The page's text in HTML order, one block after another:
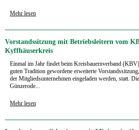
Mehr lesen
Vorstandssitzung mit Betriebsleitern vom
Kyffhäuserkreis
Einmal im Jahr findet beim Kreisbauernverband
guten Tradition gewordene erweiterte
der Mitgliedsunternehmen eingeladen werden, statt.
Günzerode...
Mehr lesen